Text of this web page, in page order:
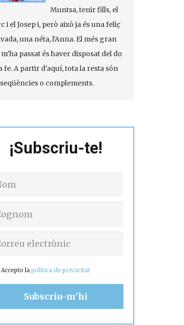
Muntsa, tenir fills, el
i el Josep i, però això ja és una feliç
una néta, l'Anna. El més gran
passat és haver disposat del do
fe. A partir d'aquí, tota la resta són
o complements.
¡Subscriu-te!
Accepto lapolítica de privacitat